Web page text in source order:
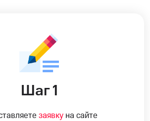
Шаг 1
заявкуна сайте